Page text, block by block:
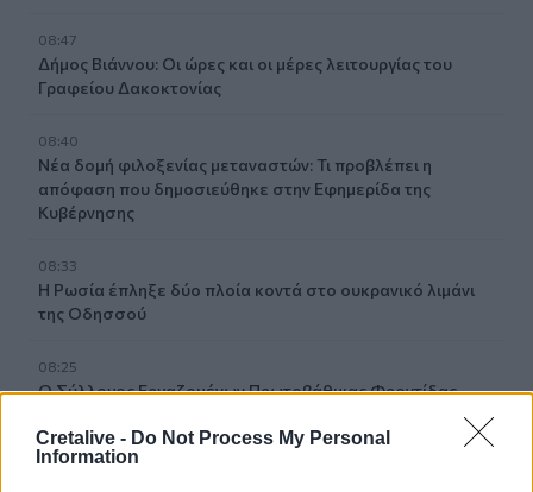
Cretalive - Do Not Process My Personal
Information
08:47
Δήμος Βιάννου: Οι ώρες και οι μέρες λειτουργίας του
Γραφείου Δακοκτονίας
08:40
Νέα δομή φιλοξενίας μεταναστών: Τι προβλέπει η
απόφαση που δημοσιεύθηκε στην Εφημερίδα της
Κυβέρνησης
08:33
Η Ρωσία έπληξε δύο πλοία κοντά στο ουκρανικό λιμάνι
της Οδησσού
08:25
Ο Σύλλογος Εργαζομένων Πρωτοβάθμιας Φροντίδας
08:19